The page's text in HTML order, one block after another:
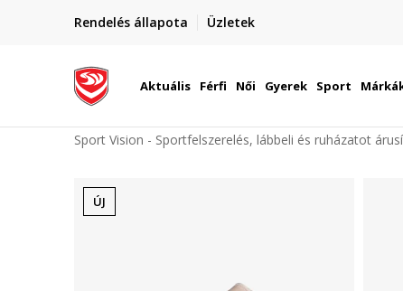
Rendelés állapota Üzletek
Szállítás Magyarország területén
Aktuális Férfi Női Gyerek Sport
Sport Vision - Sportfelszerelés, lábbeli és ruházatot
ÚJ